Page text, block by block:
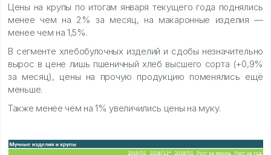
Цены на крупы по итогам января текущего года поднялись
менее чем на 2% за месяц, на макаронные изделия —
менее чем на 1,5%.
В сегменте хлебобулочных изделий и сдобы незначительно
вырос в цене лишь пшеничный хлеб высшего сорта (+0,9%
за месяц), цены на прочую продукцию поменялись ещё
меньше.
Также менее чем на 1% увеличились цены на муку.